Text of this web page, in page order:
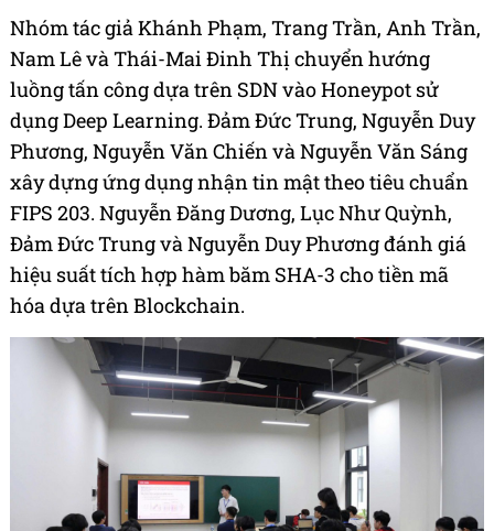
Nhóm tác giả Khánh Phạm, Trang Trần, Anh Trần,
Nam Lê và Thái-Mai Đinh Thị chuyển hướng
luồng tấn công dựa trên SDN vào Honeypot sử
dụng Deep Learning. Đảm Đức Trung, Nguyễn Duy
Phương, Nguyễn Văn Chiến và Nguyễn Văn Sáng
xây dựng ứng dụng nhận tin mật theo tiêu chuẩn
FIPS 203. Nguyễn Đăng Dương, Lục Như Quỳnh,
Đảm Đức Trung và Nguyễn Duy Phương đánh giá
hiệu suất tích hợp hàm băm SHA-3 cho tiền mã
hóa dựa trên Blockchain.